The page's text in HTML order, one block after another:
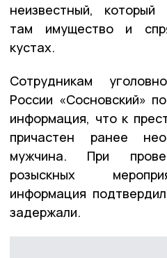
неизвестный, который
там имущество и
кустах.
Сотрудникам
России «Сосновский»
информация, что к
причастен ранее
мужчина. При
розыскных
информация
задержали.